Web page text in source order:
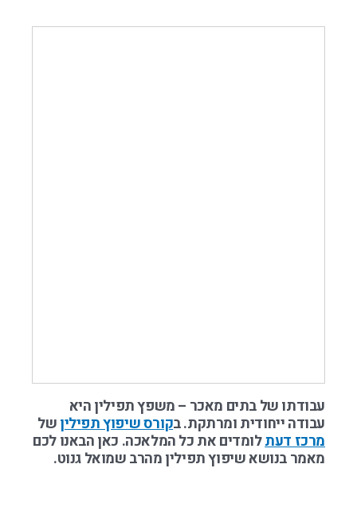
עבודתו של בתים מאכר – משפץ תפילין היא
עבודה ייחודית ומרתקת. בקורס שיפוץ תפיליןשל
מרכז דעתלומדים את כל המלאכה. כאן הבאנו לכם
מאמר בנושא שיפוץ תפילין מהרב שמואל גנוט.